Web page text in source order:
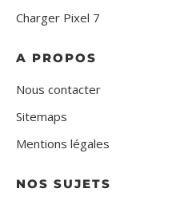
Charger Pixel 7
A PROPOS
Nous contacter
Sitemaps
Mentions légales
NOS SUJETS